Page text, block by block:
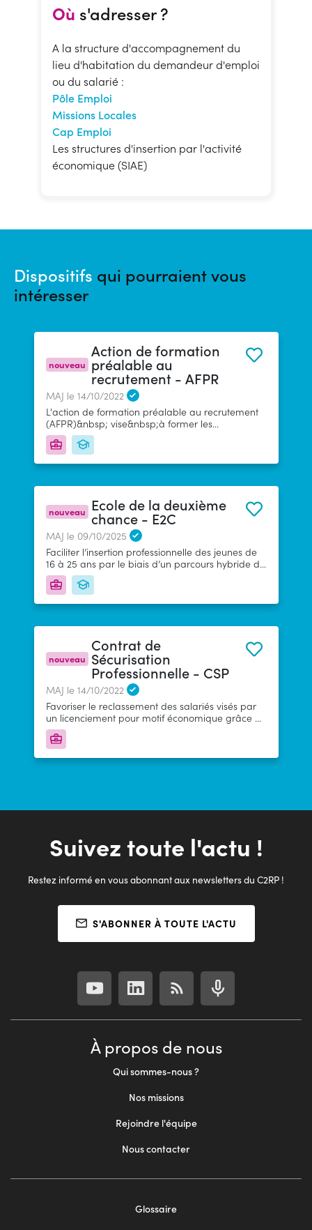
Où s'adresser ?
A la structure d'accompagnement du
lieu d'habitation du demandeur d'emploi
ou du salarié :
Pôle Emploi
Missions Locales
Cap Emploi
Les structures d'insertion par l'activité
économique (SIAE)
Dispositifs qui pourraient vous
intéresser
nouveau
Action de formation
préalable au
recrutement - AFPR
MAJ le 14/10/2022
L'action de formation préalable au recrutement
(AFPR)&nbsp; vise&nbsp;à former les
demandeurs d'emploi (DE)&nbsp; : avant un
recrutement afin d'acquérir les compétences
nécessaires pour occuper l'emploi proposé pour
une embauche en CDD de 6 mois à moins de 12
PPAE du DE .
nouveau Ecole de la deuxième
chance - E2C
MAJ le 09/10/2025
Faciliter l’insertion professionnelle des jeunes de
16 à 25 ans par le biais d’un parcours hybride de
4 à 18 mois mêlant formation, accompagnement
nouveau
Contrat de
Sécurisation
Professionnelle - CSP
MAJ le 14/10/2022
Favoriser le reclassement des salariés visés par
un licenciement pour motif économique grâce à
la mise en place d’un parcours de retour à
l’emploi. Les règles du CSP en vigueur depuis
2015 étaient applicables jusqu’au 30 juin 2019. Un
avenant signé par les partenaires sociaux
Suivez toute l'actu !
Restez informé en vous abonnant aux newsletters du C2RP !
S'ABONNER À TOUTE L'ACTU
À propos de nous
Qui sommes-nous ?
Nos missions
Rejoindre l'équipe
Nous contacter
Glossaire